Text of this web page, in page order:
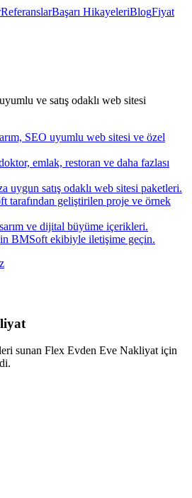
ReferanslarBaşarı HikayeleriBlogFiyat
ve satış odaklı web sitesi
SEO uyumlu web sitesi ve özel
emlak, restoran ve daha fazlası
uygun satış odaklı web sitesi paketleri.
tarafından geliştirilen proje ve örnek
ve dijital büyüme içerikleri.
BMSoft ekibiyle iletişime geçin.
sunan Flex Evden Eve Nakliyat için